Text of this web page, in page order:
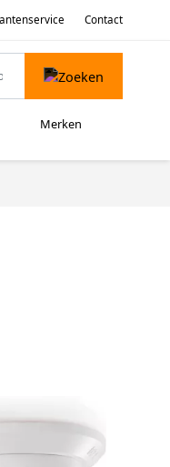
Contact
Merken